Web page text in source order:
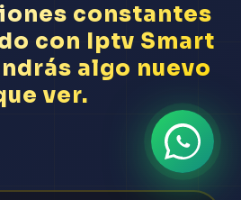
constantes
con Iptv Smart
algo nuevo
ver.